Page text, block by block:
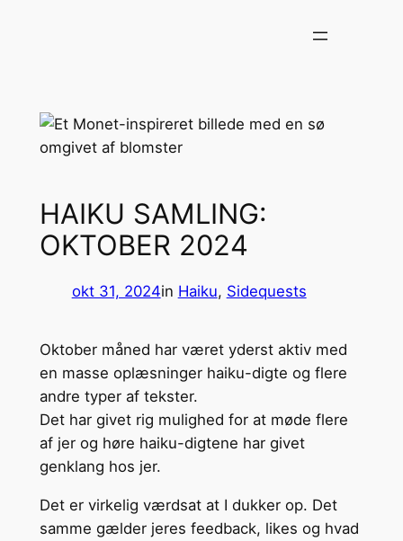
HAIKU SAMLING:
OKTOBER 2024
okt 31, 2024in Haiku, Sidequests
Oktober måned har været yderst aktiv med
en masse oplæsninger haiku-digte og flere
andre typer af tekster.
Det har givet rig mulighed for at møde flere
af jer og høre haiku-digtene har givet
genklang hos jer.
Det er virkelig værdsat at I dukker op. Det
samme gælder jeres feedback, likes og hvad